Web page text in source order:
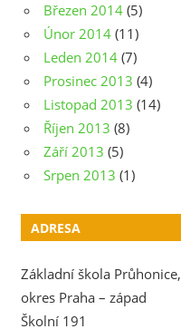
Březen 2014 (5)
Únor 2014 (11)
Leden 2014 (7)
Prosinec 2013 (4)
Listopad 2013 (14)
Říjen 2013 (8)
Září 2013 (5)
Srpen 2013 (1)
ADRESA
Základní škola Průhonice,
okres Praha – západ
Školní 191